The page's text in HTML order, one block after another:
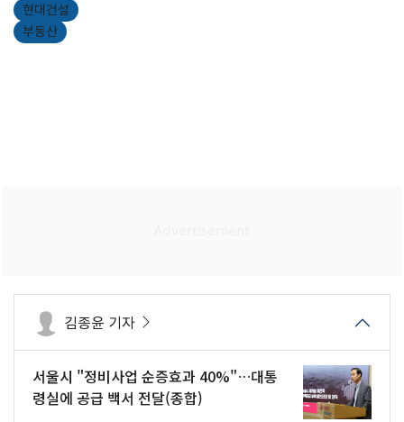
현대건설
부동산
김종윤 기자
서울시 "정비사업 순증효과 40%"…대통
령실에 공급 백서 전달(종합)